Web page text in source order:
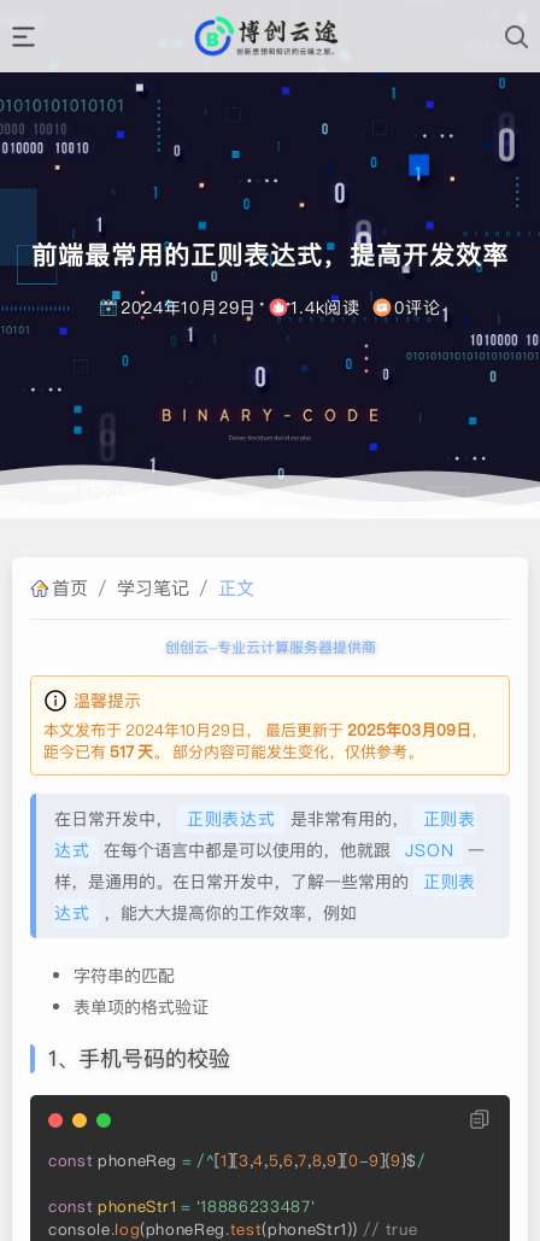
前端最常用的正则表达式，提高开发效率
2024年10月29日 1.4k阅读 0评论
首页 / 学习笔记 / 正文
创创云-专业云计算服务器提供商
温馨提示
本文发布于 2024年10月29日， 最后更新于 2025年03月09日，
距今已有517 天。 部分内容可能发生变化，仅供参考。
在日常开发中， 正则表达式 是非常有用的，
正则表
达式 在每个语言中都是可以使用的，他就跟 JSON
一
样，是通用的。在日常开发中，了解一些常用的
正则表
达式
，能大大提高你的工作效率，例如
字符串的匹配
表单项的格式验证
1、手机号码的校验
const phoneReg = /^[1][3,4,5,6,7,8,9][0-9]{9}$/
const phoneStr1 = '18886233487'
console.log(phoneReg.test(phoneStr1)) // true